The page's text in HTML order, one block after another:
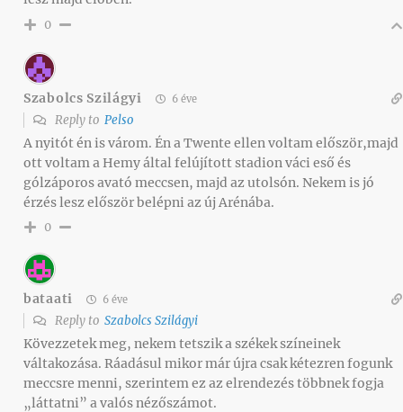
0
Szabolcs Szilágyi 6 éve
Reply to Pelso
A nyitót én is várom. Én a Twente ellen voltam először,majd
ott voltam a Hemy által felújított stadion váci eső és
gólzáporos avató meccsen, majd az utolsón. Nekem is jó
érzés lesz először belépni az új Arénába.
0
bataati 6 éve
Reply to Szabolcs Szilágyi
Kövezzetek meg, nekem tetszik a székek színeinek
váltakozása. Ráadásul mikor már újra csak kétezren fogunk
meccsre menni, szerintem ez az elrendezés többnek fogja
„láttatni” a valós nézőszámot.